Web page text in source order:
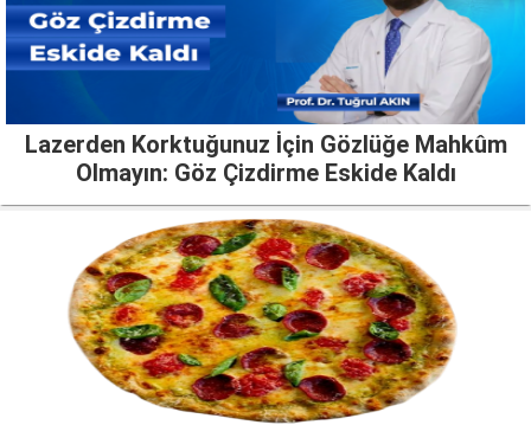
Lazerden Korktuğunuz İçin Gözlüğe Mahkûm
Olmayın: Göz Çizdirme Eskide Kaldı